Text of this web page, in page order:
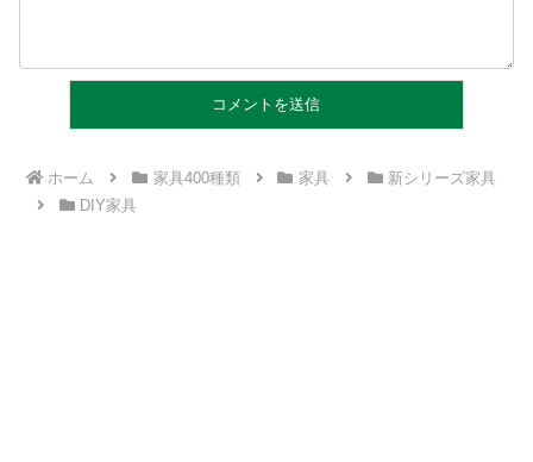
ホーム 家具400種類 家具
新シリーズ家具
DIY家具